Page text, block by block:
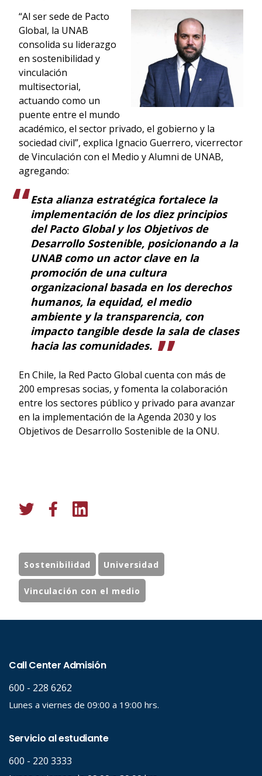
“Al ser sede de Pacto
Global, la UNAB
consolida su liderazgo
en sostenibilidad y
vinculación
multisectorial,
actuando como un
puente entre el mundo
académico, el sector privado, el gobierno y la
sociedad civil”, explica Ignacio Guerrero, vicerrector
de Vinculación con el Medio y Alumni de UNAB,
agregando:
Esta alianza estratégica fortalece la
implementación de los diez principios
del Pacto Global y los Objetivos de
Desarrollo Sostenible, posicionando a la
UNAB como un actor clave en la
promoción de una cultura
organizacional basada en los derechos
humanos, la equidad, el medio
ambiente y la transparencia, con
impacto tangible desde la sala de clases
hacia las comunidades.
En Chile, la Red Pacto Global cuenta con más de
200 empresas socias, y fomenta la colaboración
entre los sectores público y privado para avanzar
en la implementación de la Agenda 2030 y los
Objetivos de Desarrollo Sostenible de la ONU.
Sostenibilidad Universidad
Vinculación con el medio